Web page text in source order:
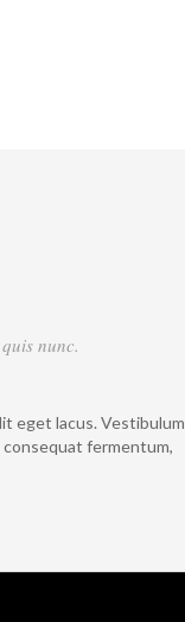
nunc.
eget lacus. Vestibulum
fermentum,